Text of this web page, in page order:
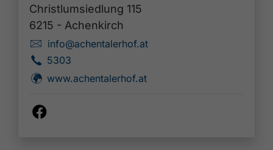
Christlumsiedlung 115
6215 - Achenkirch
info@achentalerhof.at
🗴 5303
🜽 www.achentalerhof.at